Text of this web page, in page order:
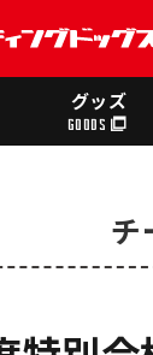
グッズ
GOODS
チ